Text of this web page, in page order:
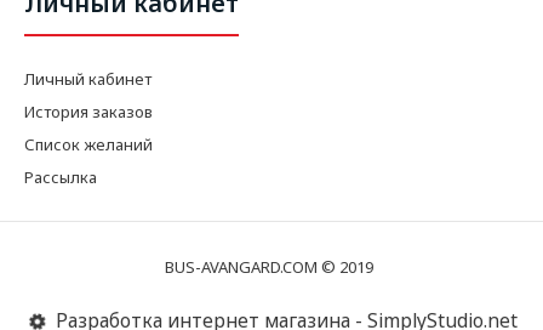
Личный кабинет
История заказов
Список желаний
Рассылка
BUS-AVANGARD.COM © 2019
Разработка интернет магазина - SimplyStudio.net